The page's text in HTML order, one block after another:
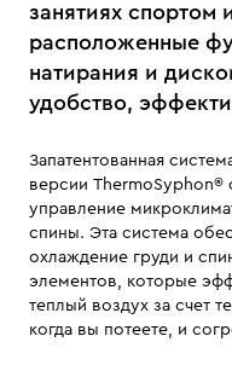
занятиях спортом
расположенные
натирания и
удобство,
Запатентованная
версии ThermoSyphon®
управление
спины. Эта система
охлаждение груди и
элементов, которые
теплый воздух за счет
когда вы потеете, и